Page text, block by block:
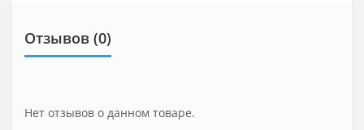
Отзывов (0)
Нет отзывов о данном товаре.